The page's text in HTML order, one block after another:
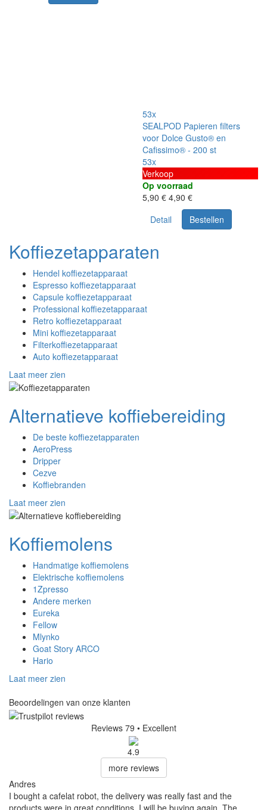
53x
SEALPOD Papieren filters
voor Dolce Gusto® en
Cafissimo® - 200 st
53x
Verkoop
Op voorraad
5,90 € 4,90 €
Detail
Bestellen
Koffiezetapparaten
Hendel koffiezetapparaat
Espresso koffiezetapparaat
Capsule koffiezetapparaat
Professional koffiezetapparaat
Retro koffiezetapparaat
Mini koffiezetapparaat
Filterkoffiezetapparaat
Auto koffiezetapparaat
Laat meer zien
Alternatieve koffiebereiding
De beste koffiezetapparaten
AeroPress
Dripper
Cezve
Koffiebranden
Laat meer zien
Koffiemolens
Handmatige koffiemolens
Elektrische koffiemolens
1Zpresso
Andere merken
Eureka
Fellow
Mlynko
Goat Story ARCO
Hario
Laat meer zien
Beoordelingen van onze klanten
Reviews 79 • Excellent
4.9
more reviews
Andres
I bought a cafelat robot, the delivery was really fast and the